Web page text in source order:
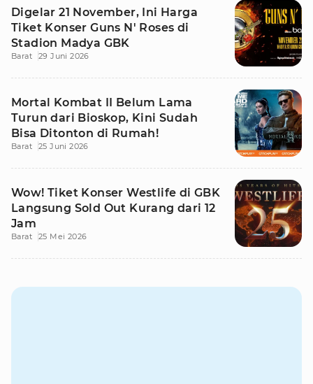
Digelar 21 November, Ini Harga
Tiket Konser Guns N' Roses di
Stadion Madya GBK
Barat 29 Juni 2026
Mortal Kombat II Belum Lama
Turun dari Bioskop, Kini Sudah
Bisa Ditonton di Rumah!
Barat 25 Juni 2026
Wow! Tiket Konser Westlife di GBK
Langsung Sold Out Kurang dari 12
Jam
Barat 25 Mei 2026